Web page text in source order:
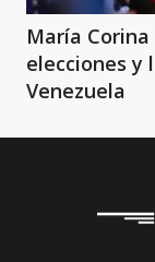
María Corina
elecciones y
Venezuela